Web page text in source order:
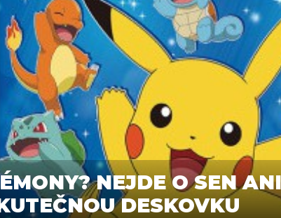
NEJDE O SEN
DESKOVKU